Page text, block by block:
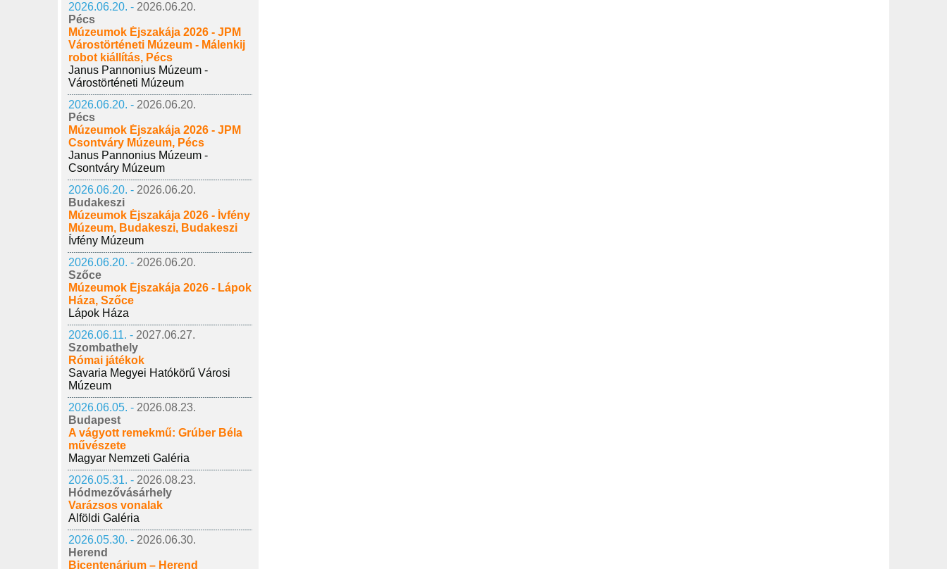
2026.06.20. - 2026.06.20.
Pécs
Múzeumok Éjszakája 2026 - JPM
Várostörténeti Múzeum - Málenkij
robot kiállítás, Pécs
Janus Pannonius Múzeum -
Várostörténeti Múzeum
2026.06.20. - 2026.06.20.
Pécs
Múzeumok Éjszakája 2026 - JPM
Csontváry Múzeum, Pécs
Janus Pannonius Múzeum -
Csontváry Múzeum
2026.06.20. - 2026.06.20.
Budakeszi
Múzeumok Éjszakája 2026 - Ívfény
Múzeum, Budakeszi, Budakeszi
Ívfény Múzeum
2026.06.20. - 2026.06.20.
Szőce
Múzeumok Éjszakája 2026 - Lápok
Háza, Szőce
Lápok Háza
2026.06.11. - 2027.06.27.
Szombathely
Római játékok
Savaria Megyei Hatókörű Városi
Múzeum
2026.06.05. - 2026.08.23.
Budapest
A vágyott remekmű: Grúber Béla
művészete
Magyar Nemzeti Galéria
2026.05.31. - 2026.08.23.
Hódmezővásárhely
Varázsos vonalak
Alföldi Galéria
2026.05.30. - 2026.06.30.
Herend
Bicentenárium – Herend